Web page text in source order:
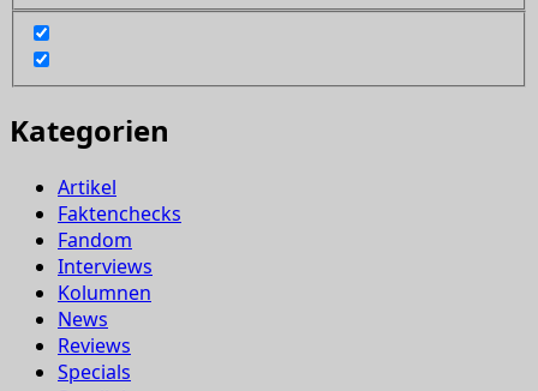
Kategorien
Artikel
Faktenchecks
Fandom
Interviews
Kolumnen
News
Reviews
Specials